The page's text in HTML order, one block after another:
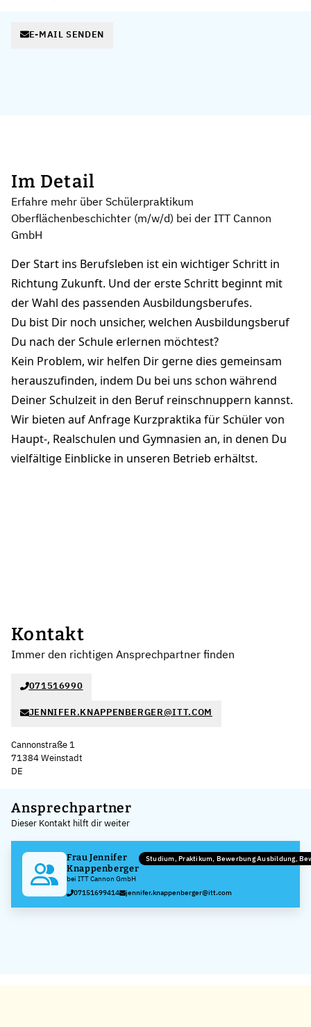
E-MAIL SENDEN
Im Detail
Erfahre mehr über Schülerpraktikum
Oberflächenbeschichter (m/w/d) bei der ITT Cannon
GmbH
Der Start ins Berufsleben ist ein wichtiger Schritt in
Richtung Zukunft. Und der erste Schritt beginnt mit
der Wahl des passenden Ausbildungsberufes.
Du bist Dir noch unsicher, welchen Ausbildungsberuf
Du nach der Schule erlernen möchtest?
Kein Problem, wir helfen Dir gerne dies gemeinsam
herauszufinden, indem Du bei uns schon während
Deiner Schulzeit in den Beruf reinschnuppern kannst.
Wir bieten auf Anfrage Kurzpraktika für Schüler von
Haupt-, Realschulen und Gymnasien an, in denen Du
vielfältige Einblicke in unseren Betrieb erhältst.
Kontakt
Immer den richtigen Ansprechpartner finden
071516990
JENNIFER.KNAPPENBERGER@ITT.COM
Cannonstraße 1
71384 Weinstadt
DE
+
−
Ansprechpartner
Dieser Kontakt hilft dir weiter
Frau Jennifer
Knappenberger
bei ITT Cannon GmbH
Studium, Praktikum, Bewerbung Ausbildung,
07151699414 jennifer.knappenberger@itt.com